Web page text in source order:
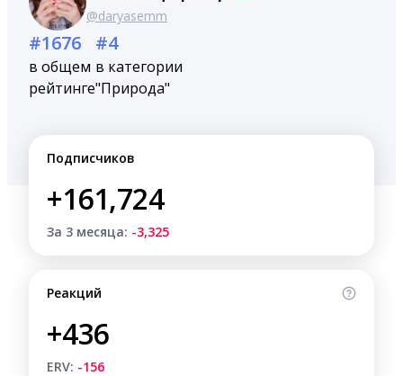
@daryasemm
#1676
в общем
рейтинге
#4
в категории
"Природа"
Подписчиков
+161,724
За 3 месяца: -3,325
Реакций
+436
ERV: -156